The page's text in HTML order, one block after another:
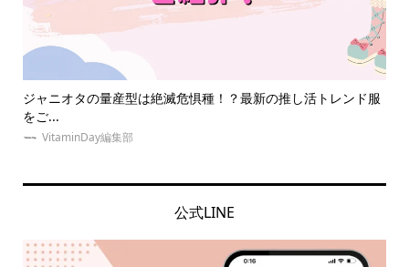
ンド服 同担拒否とはどんな心理？オタクたちの実体験から考える同
の意...
VitaminDay編集部
公式LINE